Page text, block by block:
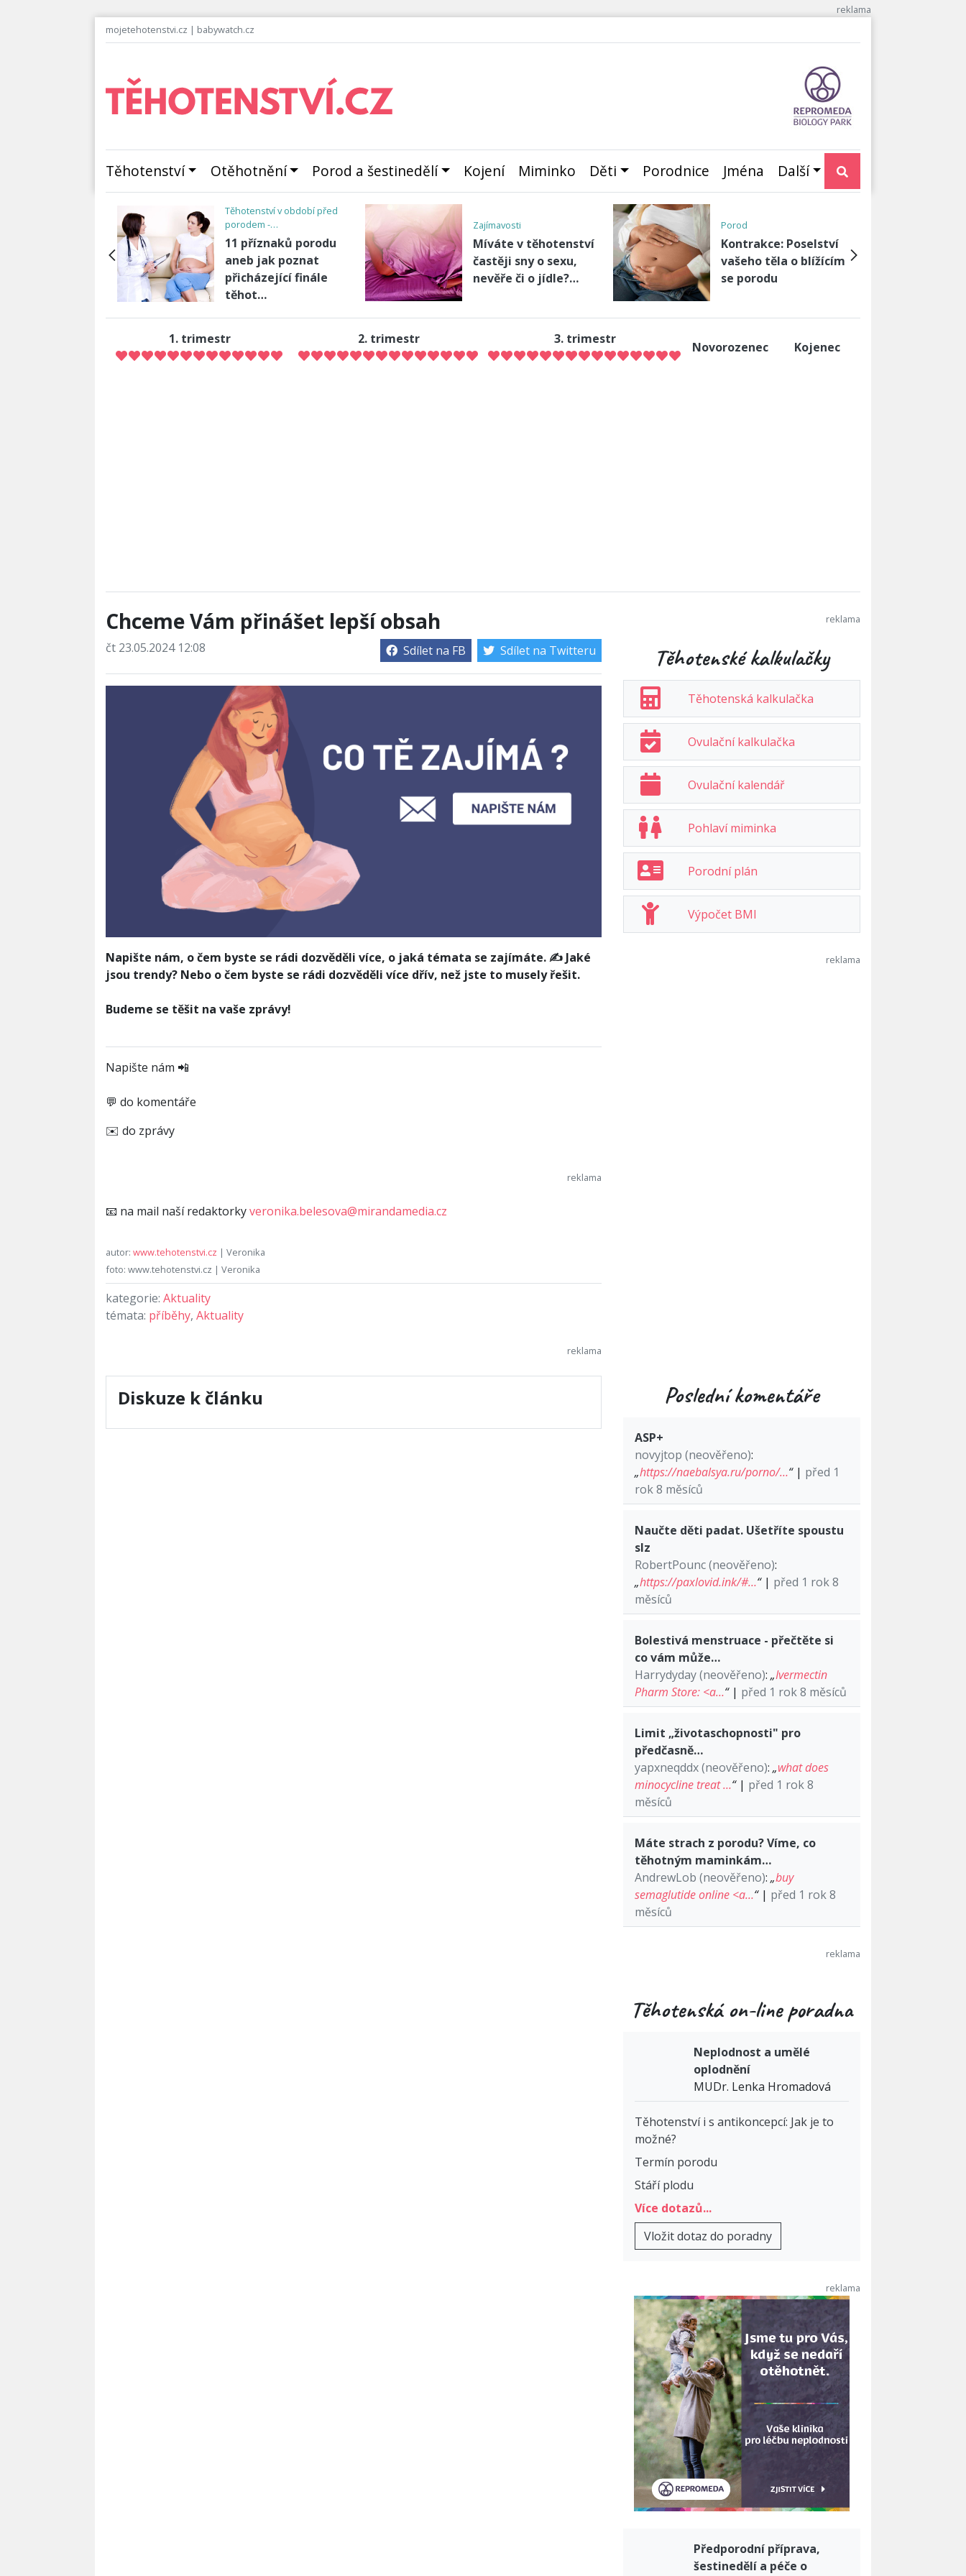
mojetehotenstvi.cz | babywatch.cz
Těhotenství Otěhotnění Porod a šestinedělí Kojení Miminko Děti Porodnice Jména Další
Šestinedělí a zápach
“tam dole”
Rádi bychom sdíleli
Vaše příběhy,
zkušenosti a bolesti i
rad…
umělé oplod…
Těhotenství i s
antikoncepcí: Jak je to
možné?
1. trimestr 2. trimestr 3. trimestr
Novorozenec Kojenec
Chceme Vám přinášet lepší obsah
čt 23.05.2024 12:08 Sdílet na FB Sdílet na Twitteru
Napište nám, o čem byste se rádi dozvěděli více, o jaká témata se zajímáte. ✍️ Jaké
jsou trendy? Nebo o čem byste se rádi dozvěděli více dřív, než jste to musely řešit.
Budeme se těšit na vaše zprávy!
Napište nám 📲
💬 do komentáře
✉️ do zprávy
📧 na mail naší redaktorkyveronika.belesova@mirandamedia.cz
autor: www.tehotenstvi.cz | Veronika
foto: www.tehotenstvi.cz | Veronika
kategorie: Aktuality
témata: příběhy, Aktuality
Diskuze k článku
Těhotenské kalkulačky
Těhotenská kalkulačka
Ovulační kalkulačka
Ovulační kalendář
Pohlaví miminka
Porodní plán
Výpočet BMI
Poslední komentáře
ASP+
novyjtop (neověřeno):
„https://naebalsya.ru/porno/…“| před 1
rok 8 měsíců
Naučte děti padat. Ušetříte spoustu
slz
RobertPounc (neověřeno):
„https://paxlovid.ink/#…“| před 1 rok 8
měsíců
Bolestivá menstruace - přečtěte si
co vám může…
Harrydyday (neověřeno): „Ivermectin
Pharm Store: <a…“| před 1 rok 8 měsíců
Limit „životaschopnosti" pro
předčasně…
yapxneqddx (neověřeno): „what does
minocycline treat …“| před 1 rok 8
měsíců
Máte strach z porodu? Víme, co
těhotným maminkám…
AndrewLob (neověřeno): „buy
semaglutide online <a…“| před 1 rok 8
měsíců
Těhotenská on-line poradna
Neplodnost a umělé
oplodnění
MUDr. Lenka Hromadová
Těhotenství i s antikoncepcí: Jak je to
možné?
Termín porodu
Stáří plodu
Více dotazů...
Vložit dotaz do poradny
Předporodní příprava,
šestinedělí a péče o